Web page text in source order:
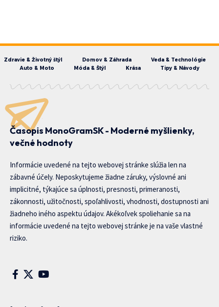
Zdravie & Životný štýl Domov & Záhrada
Veda & Technológie
Auto & Moto
Móda & Štýl Krása Tipy & Návody
Časopis MonoGramSK - Moderné myšlienky,
večné hodnoty
Informácie uvedené na tejto webovej stránke slúžia len na
zábavné účely. Neposkytujeme žiadne záruky, výslovné ani
implicitné, týkajúce sa úplnosti, presnosti, primeranosti,
zákonnosti, užitočnosti, spoľahlivosti, vhodnosti, dostupnosti ani
žiadneho iného aspektu údajov. Akékoľvek spoliehanie sa na
informácie uvedené na tejto webovej stránke je na vaše vlastné
riziko.